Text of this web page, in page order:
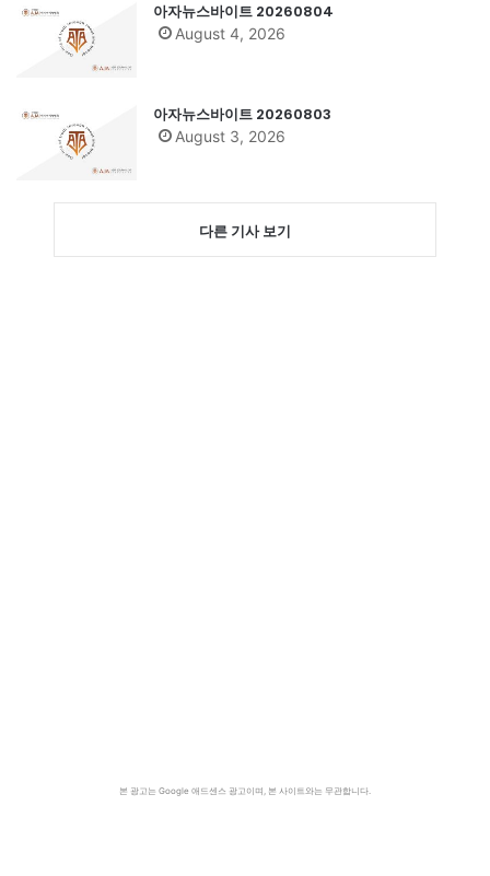
아자뉴스바이트 20260804
August 4, 2026
아자뉴스바이트 20260803
August 3, 2026
다른 기사 보기
본 광고는 Google 애드센스 광고이며, 본 사이트와는 무관합니다.